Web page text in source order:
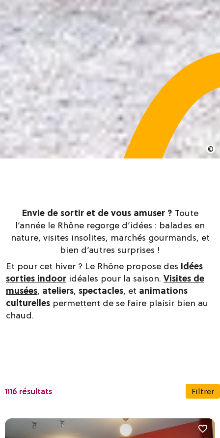
Envie de sortir et de vous amuser ? Toute
l’année le Rhône regorge d’idées : balades en
nature, visites insolites, marchés gourmands, et
bien d’autres surprises !
Et pour cet hiver ? Le Rhône propose des idées
sorties indoor idéales pour la saison. Visites de
musées, ateliers, spectacles, et animations
culturelles permettent de se faire plaisir bien au
chaud.
1116 résultats Filtrer